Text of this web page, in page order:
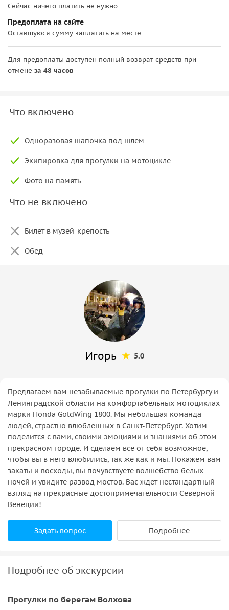
Сейчас ничего платить не нужно
Предоплата на сайте
Оставшуюся сумму заплатить на месте
Для предоплаты доступен полный возврат средств при
отмене за 48 часов
Что включено
Одноразовая шапочка под шлем
Экипировка для прогулки на мотоцикле
Фото на память
Что не включено
Билет в музей-крепость
Обед
Игорь 5.0
Предлагаем вам незабываемые прогулки по Петербургу и
Ленинградской области на комфортабельных мотоциклах
марки Honda GoldWing 1800. Мы небольшая команда
людей, страстно влюбленных в Санкт-Петербург. Хотим
поделится с вами, своими эмоциями и знаниями об этом
прекрасном городе. И сделаем все от себя возможное,
чтобы вы в него влюбились, так же как и мы. Покажем вам
закаты и восходы, вы почувствуете волшебство белых
ночей и увидите развод мостов. Вас ждет нестандартный
взгляд на прекрасные достопримечательности Северной
Венеции!
Задать вопрос Подробнее
Подробнее об экскурсии
Прогулки по берегам Волхова